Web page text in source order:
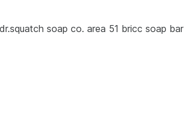
soap co. area 51 bricc soap bar